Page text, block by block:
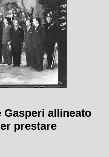
Gasperi allineato
prestare